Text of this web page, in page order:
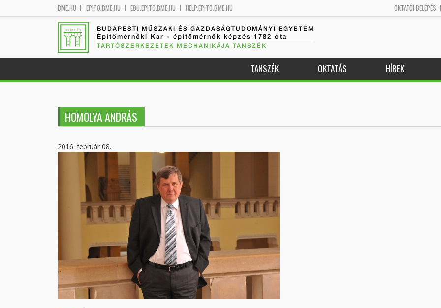
BME.HU EPITO.BME.HU EDU.EPITO.BME.HU HELP.EPITO.BME.HU OKTATÓI BELÉPÉS
BUDAPESTI MŰSZAKI ÉS GAZDASÁGTUDOMÁNYI EGYETEM
Építőmérnöki Kar - építőmérnök képzés 1782 óta
TARTÓSZERKEZETEK MECHANIKÁJA TANSZÉK
TANSZÉK OKTATÁS HÍREK
HOMOLYA ANDRÁS
2016. február 08.